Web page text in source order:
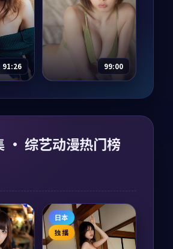
是一
的影
机、
展
凑，
犯罪
月面档案是一部以喜
剧为核心的影视作
品，围绕危机、反转
与人物成长展开，整
体节奏紧凑，值得推
9.5 喜剧
91:26
犯
转
，整
得推犯罪
99:00
白昼回廊·纪念
综艺 2022
玺 等
机、反转与人物成长
展开，整体节奏紧
凑，值得推荐观看。
91,363 9.5 喜剧
· 综艺动漫热门榜
日本
独播